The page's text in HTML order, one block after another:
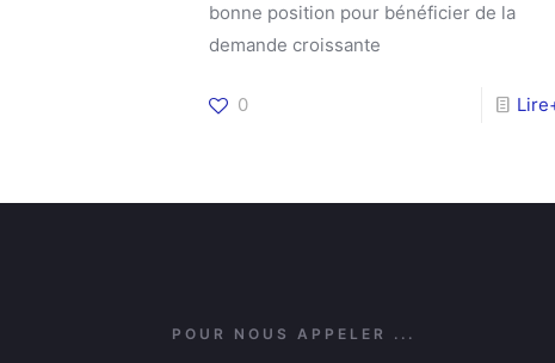
bonne position pour bénéficier de la
demande croissante
0
POUR NOUS APPELER ...